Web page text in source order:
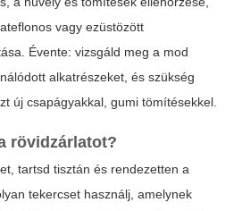
vagy ezüstözött
Évente: vizsgáld meg a mod
alkatrészeket, és szükség
új csapágyakkal, gumi tömítésekkel.
rövidzárlatot?
tartsd tisztán és rendezetten a
tekercset használj, amelynek